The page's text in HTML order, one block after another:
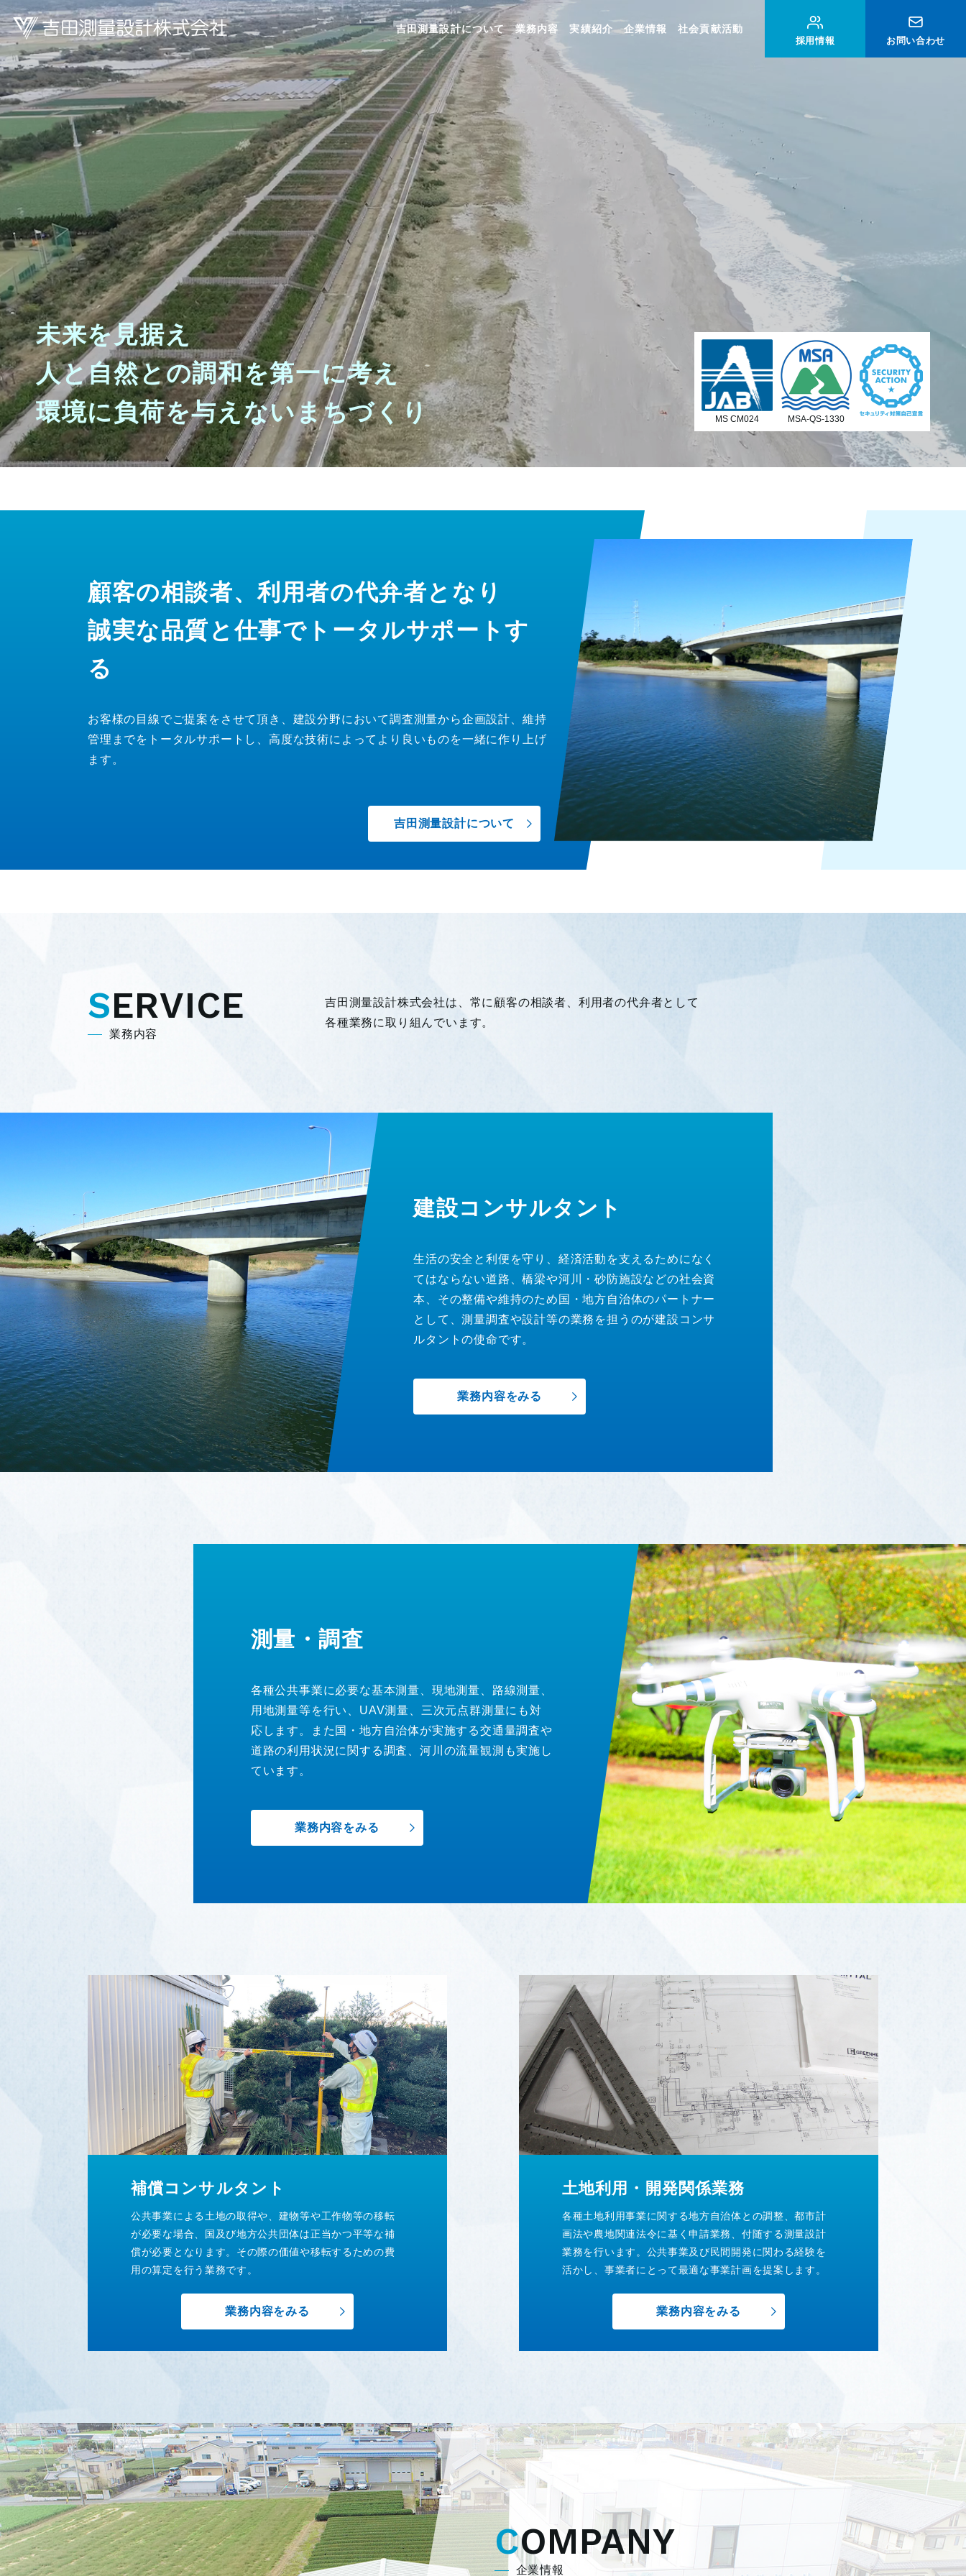
吉田測量設計について 業務内容 実績紹介 企業情報 社会貢献活動
採用情報 お問い合わせ
未来を見据え
人と自然との調和を第一に考え
環境に負荷を与えないまちづくり
MS CM024 MSA-QS-1330
顧客の相談者、利用者の代弁者となり
誠実な品質と仕事でトータルサポートす
る
お客様の目線でご提案をさせて頂き、建設分野において調査測量から企画設計、維持
管理までをトータルサポートし、高度な技術によってより良いものを一緒に作り上げ
ます。
吉田測量設計について
業務内容
SERVICE
吉田測量設計株式会社は、常に顧客の相談者、利用者の代弁者として
各種業務に取り組んでいます。
建設コンサルタント
生活の安全と利便を守り、経済活動を支えるためになく
てはならない道路、橋梁や河川・砂防施設などの社会資
本、その整備や維持のため国・地方自治体のパートナー
として、測量調査や設計等の業務を担うのが建設コンサ
ルタントの使命です。
業務内容をみる
測量・調査
各種公共事業に必要な基本測量、現地測量、路線測量、
用地測量等を行い、UAV測量、三次元点群測量にも対
応します。また国・地方自治体が実施する交通量調査や
道路の利用状況に関する調査、河川の流量観測も実施し
ています。
業務内容をみる
補償コンサルタント
公共事業による土地の取得や、建物等や工作物等の移転
が必要な場合、国及び地方公共団体は正当かつ平等な補
償が必要となります。その際の価値や移転するための費
用の算定を行う業務です。
業務内容をみる
土地利用・開発関係業務
各種土地利用事業に関する地方自治体との調整、都市計
画法や農地関連法令に基く申請業務、付随する測量設計
業務を行います。公共事業及び民間開発に関わる経験を
活かし、事業者にとって最適な事業計画を提案します。
業務内容をみる
企業情報
COMPANY